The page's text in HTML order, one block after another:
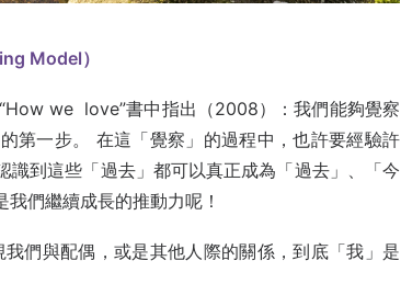
Model）
we love”書中指出（2008）：我們能夠覺察
第一步。 在這「覺察」的過程中，也許要經驗許
到這些「過去」都可以真正成為「過去」、「今
們繼續成長的推動力呢！
們與配偶，或是其他人際的關係，到底「我」是